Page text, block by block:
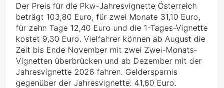
Der Preis für die Pkw-Jahresvignette Österreich
beträgt 103,80 Euro, für zwei Monate 31,10 Euro,
für zehn Tage 12,40 Euro und die 1-Tages-Vignette
kostet 9,30 Euro. Vielfahrer können ab August die
Zeit bis Ende November mit zwei Zwei-Monats-
Vignetten überbrücken und ab Dezember mit der
Jahresvignette 2026 fahren. Geldersparnis
gegenüber der Jahresvignette: 41,60 Euro.